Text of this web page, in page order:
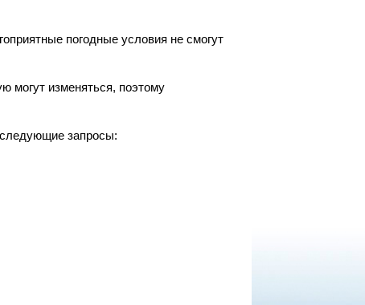
погодные условия не смогут
могут изменяться, поэтому
запросы: